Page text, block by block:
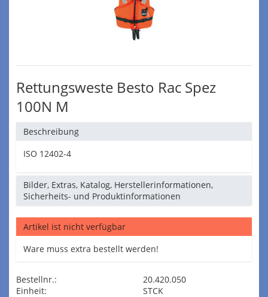
Rettungsweste Besto Rac Spez
100N M
Beschreibung
ISO 12402-4
Bilder, Extras, Katalog, Herstellerinformationen,
Sicherheits- und Produktinformationen
Artikel ist nicht verfügbar
Ware muss extra bestellt werden!
Bestellnr.:
20.420.050
Einheit:
STCK